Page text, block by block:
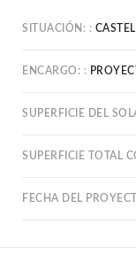
SITUACIÓN:
ENCARGO:
SUPERFICIE DEL
SUPERFICIE TOTAL
FECHA DEL